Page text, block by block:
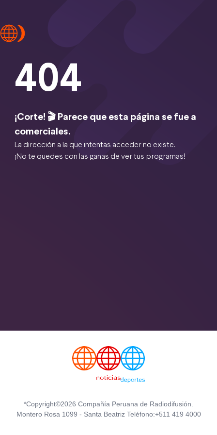
404
¡Corte! 🎬 Parece que esta página se fue a
comerciales.
La dirección a la que intentas acceder no existe.
¡No te quedes con las ganas de ver tus programas!
*Copyright©2026 Compañía Peruana de Radiodifusión.
Montero Rosa 1099 - Santa Beatriz Teléfono:+511 419 4000